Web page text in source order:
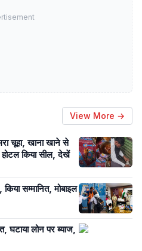
View More →
चूहा, खाना खाने से
होटल किया सील, देखें
सम्मानित, मोबाइल
घटाया लोन पर ब्याज,